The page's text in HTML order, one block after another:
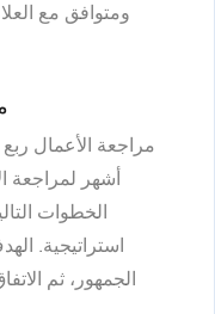
ومتوافق مع
مراجعة الأعمال
أشهر لمراجعة
الخطوات
استراتيجية.
الجمهور، ثم